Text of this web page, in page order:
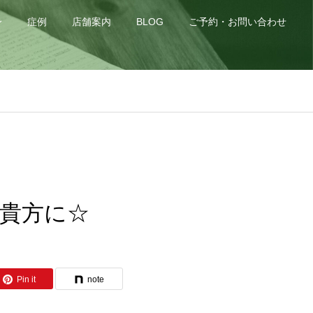
症例 店舗案内 BLOG ご予約・お問い合わせ
方に☆
Pin it note